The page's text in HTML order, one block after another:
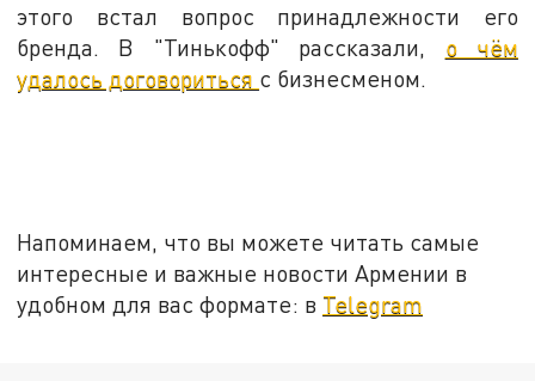
этого встал вопрос принадлежности его
бренда. В "Тинькофф" рассказали, о чём
удалось договориться с бизнесменом.
Напоминаем, что вы можете читать самые
интересные и важные новости Армении в
удобном для вас формате: в Telegram